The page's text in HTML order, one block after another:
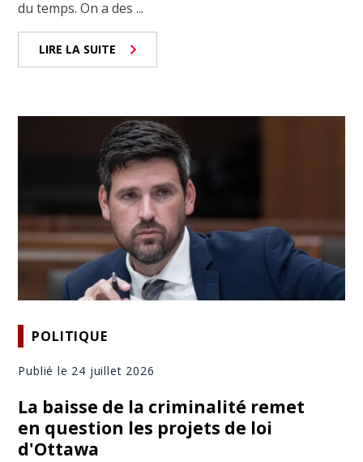
du temps. On a des ...
LIRE LA SUITE
POLITIQUE
Publié le 24 juillet 2026
La baisse de la criminalité remet
en question les projets de loi
d'Ottawa